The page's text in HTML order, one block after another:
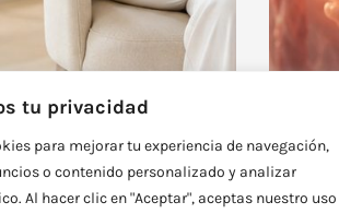
tu privacidad
para mejorar tu experiencia de navegación,
o contenido personalizado y analizar
Al hacer clic en "Aceptar", aceptas nuestro uso